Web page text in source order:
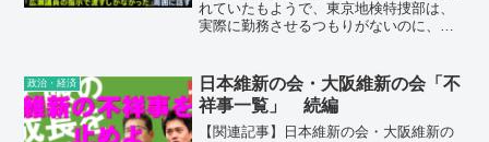
れていたもようで、東京地検特捜部は、
実際に勤務させるつもりがないのに、広
付けを進めている。
政治・経済
日本維新の会・大阪維新の会「不
祥事一覧」 続編
【関連記事】日本維新の会・大阪維新の